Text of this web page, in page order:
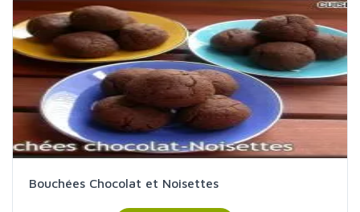
Bouchées Chocolat et Noisettes